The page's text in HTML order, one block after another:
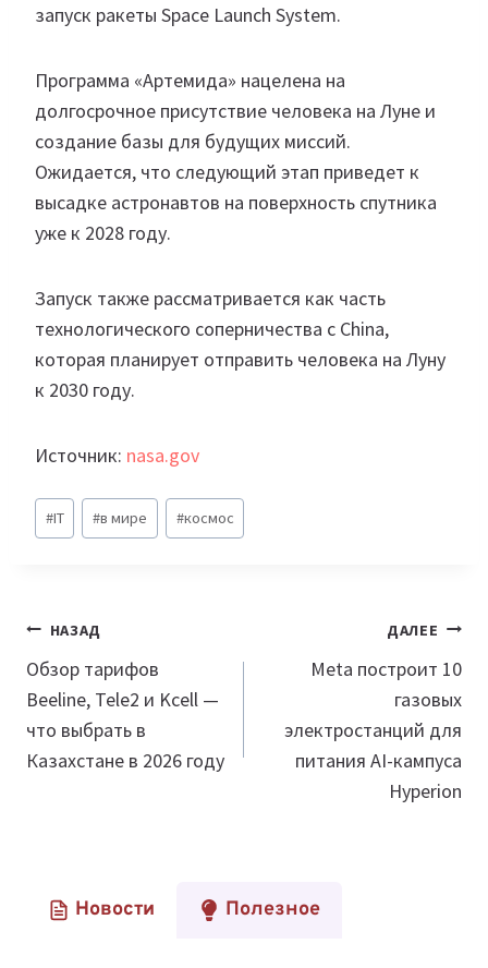
запуск ракеты Space Launch System.
Программа «Артемида» нацелена на
долгосрочное присутствие человека на Луне и
создание базы для будущих миссий.
Ожидается, что следующий этап приведет к
высадке астронавтов на поверхность спутника
уже к 2028 году.
Запуск также рассматривается как часть
технологического соперничества с China,
которая планирует отправить человека на Луну
к 2030 году.
Источник: nasa.gov
Метки
записи:
#IT #в мире #космос
Навигация
по
записям
НАЗАД
Обзор тарифов
Beeline, Tele2 и Kcell —
что выбрать в
Казахстане в 2026 году
ДАЛЕЕ
Meta построит 10
газовых
электростанций для
питания AI-кампуса
Hyperion
Новости Полезное